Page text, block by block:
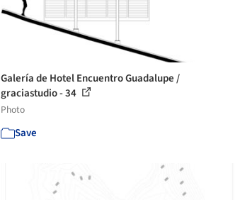
Galería de Hotel Encuentro Guadalupe /
graciastudio - 34
Photo
Save